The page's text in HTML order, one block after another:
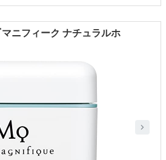
ニフィーク ナチュラルホ